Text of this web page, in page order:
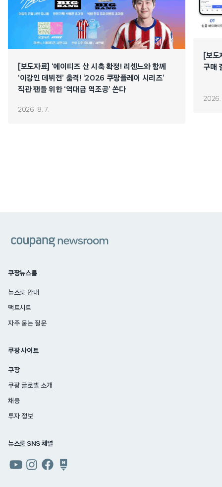
[보도자료] ‘에이티즈 산 시축 확정! 리센느와 함께
‘이강인 데뷔전’ 출격! ‘2026 쿠팡플레이 시리즈’
직관 팬들 위한 ‘역대급 역조공’ 쏜다
2026. 8. 7.
[보
구매
2026.
쿠팡뉴스룸
뉴스룸 안내
팩트시트
자주 묻는 질문
쿠팡 사이트
쿠팡
쿠팡 글로벌 소개
채용
투자 정보
뉴스룸 SNS 채널